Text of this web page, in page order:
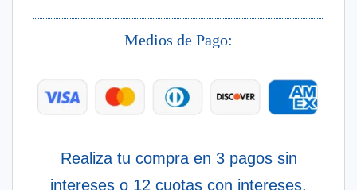
Medios de Pago:
Realiza tu compra en 3 pagos sin
intereses o 12 cuotas con intereses.